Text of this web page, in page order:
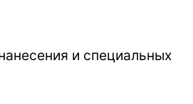
и специальных